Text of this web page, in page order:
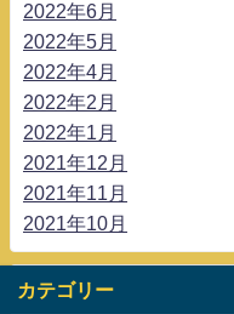
2022年6月
2022年5月
2022年4月
2022年2月
2022年1月
2021年12月
2021年11月
2021年10月
カテゴリー